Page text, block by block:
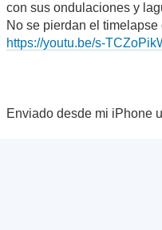
con sus ondulaciones y
No se pierdan el
https://youtu.be/s-
Enviado desde mi iPhone